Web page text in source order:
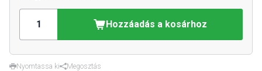
Hozzáadás a kosárhoz
Nyomtassa ki
Megosztás